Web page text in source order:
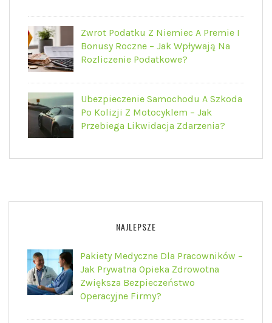
Zwrot Podatku Z Niemiec A Premie I
Bonusy Roczne – Jak Wpływają Na
Rozliczenie Podatkowe?
Ubezpieczenie Samochodu A Szkoda
Po Kolizji Z Motocyklem – Jak
Przebiega Likwidacja Zdarzenia?
NAJLEPSZE
Pakiety Medyczne Dla Pracowników –
Jak Prywatna Opieka Zdrowotna
Zwiększa Bezpieczeństwo
Operacyjne Firmy?